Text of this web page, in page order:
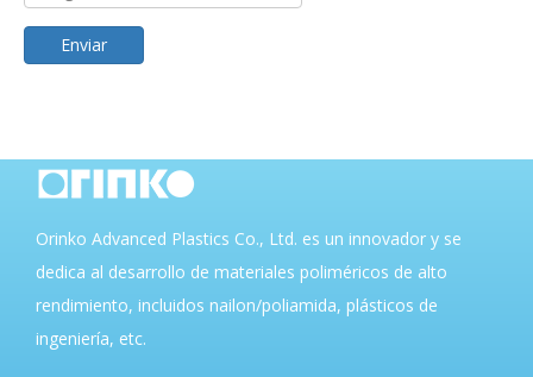
Enviar
Orinko Advanced Plastics Co., Ltd. es un innovador y se
dedica al desarrollo de materiales poliméricos de alto
rendimiento, incluidos nailon/poliamida, plásticos de
ingeniería, etc.